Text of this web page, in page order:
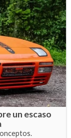
un escaso